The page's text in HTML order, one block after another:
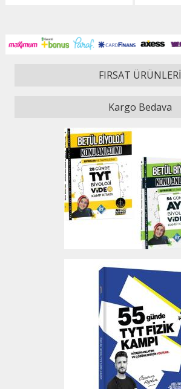
FIRSAT ÜRÜNLERİ
Kargo Bedava